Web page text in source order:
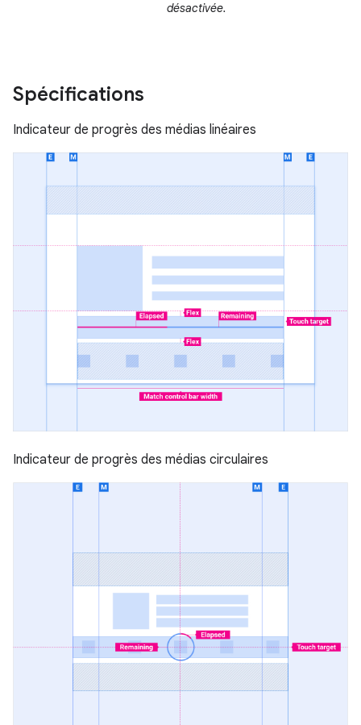
désactivée.
Spécifications
Indicateur de progrès des médias linéaires
Indicateur de progrès des médias circulaires